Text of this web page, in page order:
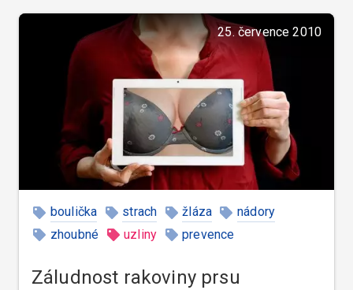
25. července 2010
boulička strach žláza
nádory
zhoubné
uzliny prevence
Záludnost rakoviny prsu